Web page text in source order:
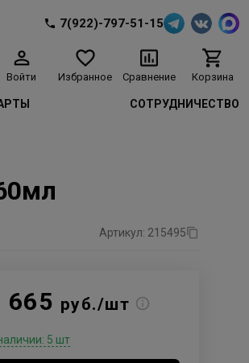
7(922)-797-51-15
Войти Избранное Сравнение Корзина
СОТРУДНИЧЕСТВО
Артикул: 215495
665 руб./шт
5 шт